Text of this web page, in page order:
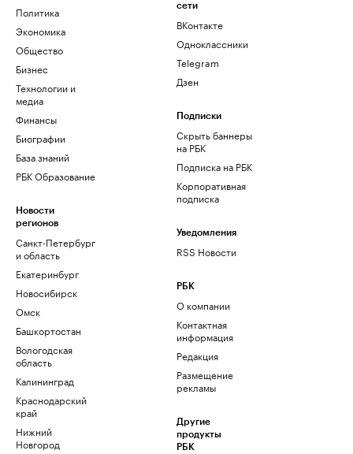
Политика
Экономика
Общество
Бизнес
Технологии и
медиа
Финансы
Биографии
База знаний
РБК Образование
Новости
регионов
Санкт-Петербург
и область
Екатеринбург
Новосибирск
Омск
Башкортостан
Вологодская
область
Калининград
Краснодарский
край
Нижний
Новгород
сети
ВКонтакте
Одноклассники
Telegram
Дзен
Подписки
Скрыть баннеры
на РБК
Подписка на РБК
Корпоративная
подписка
Уведомления
RSS Новости
РБК
О компании
Контактная
информация
Редакция
Размещение
рекламы
Другие
продукты
РБК